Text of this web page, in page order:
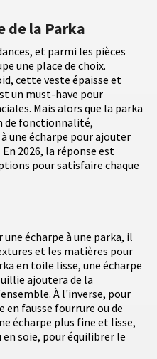
de la Parka
et parmi les pièces
une place de choix.
cette veste épaisse et
un must-have pour
Mais alors que la parka
de fonctionnalité,
une écharpe pour ajouter
2026, la réponse est
pour satisfaire chaque
écharpe à une parka, il
et les matières pour
en toile lisse, une écharpe
ajoutera de la
À l'inverse, pour
en fausse fourrure ou de
écharpe plus fine et lisse,
soie, pour équilibrer le